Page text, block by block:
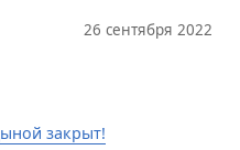
26 сентября 2022
закрыт!